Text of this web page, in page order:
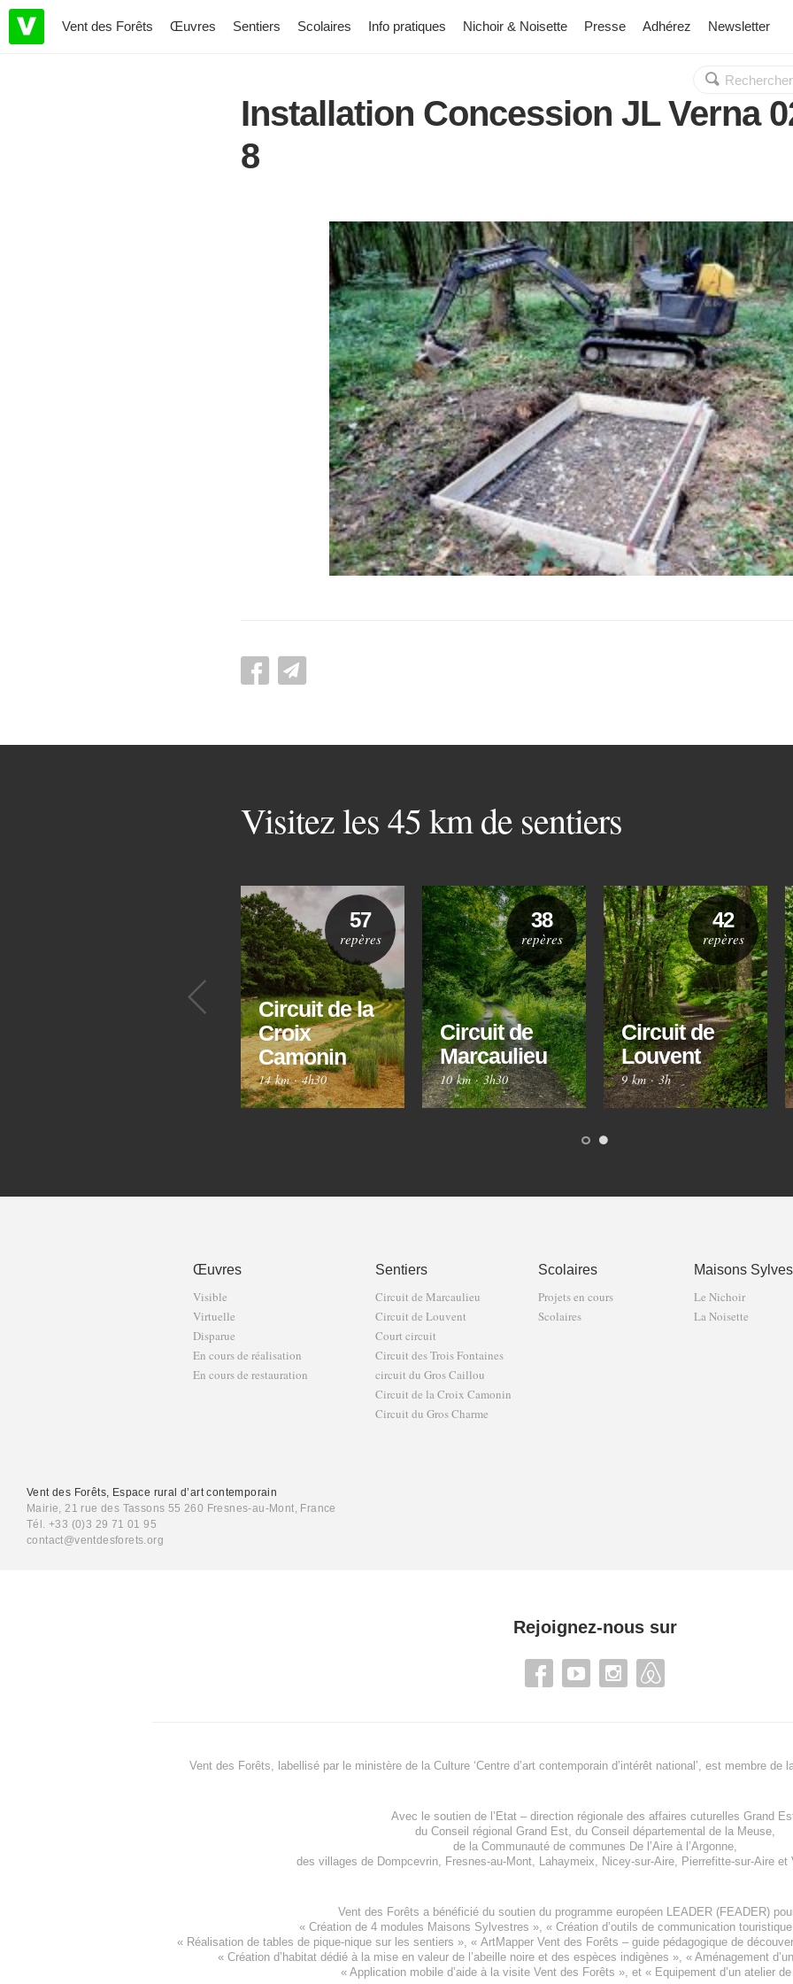
Vent des Forêts Œuvres Sentiers Scolaires Info pratiques Nichoir & Noisette Presse Adhérez Newsletter
Rechercher :
OK
Installation Concession JL Verna
8
Visitez les 45 km de sentiers
Précédent
Circuit de la
Croix
Camonin
14 km·4h30
57
repères
Circuit de
Marcaulieu
10 km·3h30
38
repères
Circuit de
Louvent
9 km·3h
42
repères
Œuvres
Visible
Virtuelle
Disparue
En cours de réalisation
En cours de restauration
Sentiers
Circuit de Marcaulieu
Circuit de Louvent
Court circuit
Circuit des Trois Fontaines
circuit du Gros Caillou
Circuit de la Croix Camonin
Circuit du Gros Charme
Scolaires
Projets en cours
Scolaires
Maisons
Le Nichoir
La Noisette
Vent des Forêts, Espace rural d’art contemporain
Mairie, 21 rue des Tassons 55 260 Fresnes-au-Mont, France
Tél. +33 (0)3 29 71 01 95
contact@ventdesforets.org
Rejoignez-nous sur
Vent des Forêts, labellisé par le ministère de la Culture ‘Centre d’art contemporain d’intérêt national’, est membre de
Avec le soutien de l’ Etat – direction régionale des affaires cuturelles Grand
du Conseil régional Grand Est, du Conseil départemental de la Meuse,
de la Communauté de communes De l’Aire à l’Argonne,
des villages de Dompcevrin, Fresnes-au-Mont, Lahaymeix, Nicey-sur-Aire, Pierrefitte-sur-Aireet
Vent des Forêts a bénéficié du soutien du programme européen LEADER (FEADER)
« Création de 4 modules Maisons Sylvestres », « Création d’outils de communication
« Réalisation de tables de pique-nique sur les sentiers », « ArtMapper Vent des Forêts – guide pédagogique de
« Création d’habitat dédié à la mise en valeur de l’abeille noire et des espèces indigènes », « Aménagement
« Application mobile d’aide à la visite Vent des Forêts », et « Equipement d’un atelier